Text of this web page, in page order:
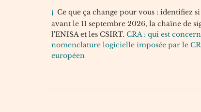
Ce que ça change pour vous : identifiez
avant le 11 septembre 2026, la chaîne de
l'ENISA et les CSIRT. CRA : qui est
nomenclature logicielle imposée par le
européen